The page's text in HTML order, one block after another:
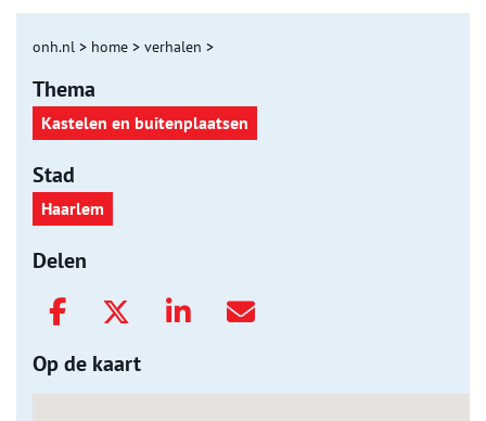
onh.nl > home > verhalen >
Thema
Kastelen en buitenplaatsen
Stad
Haarlem
Delen
Op de kaart